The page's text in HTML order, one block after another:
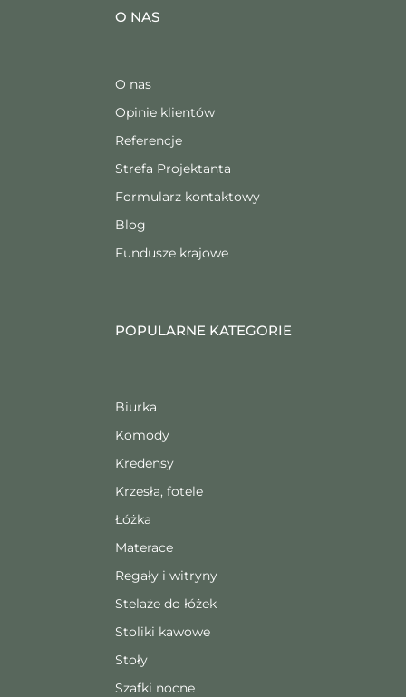
O NAS
O nas
Opinie klientów
Referencje
Strefa Projektanta
Formularz kontaktowy
Blog
Fundusze krajowe
POPULARNE KATEGORIE
Biurka
Komody
Kredensy
Krzesła, fotele
Łóżka
Materace
Regały i witryny
Stelaże do łóżek
Stoliki kawowe
Stoły
Szafki nocne